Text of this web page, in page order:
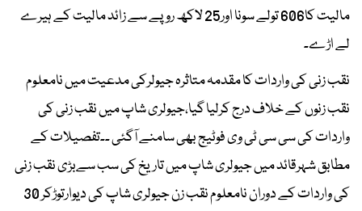
مالیت کا606 تولے سونا اور25 لاکھ روپے سے زائد مالیت کے ہیرے
لے اڑے۔
نقب زنی کی واردات کا مقدمہ متاثرہ جیولرکی مدعیت میں نامعلوم
نقب زنوں کے خلاف درج کرلیا گیا،جیولری شاپ میں نقب زنی کی
واردات کی سی سی ٹی وی فوٹیج بھی سامنے آگئی ۔۔تفصیلات کے
مطابق شہرقائد میں جیولری شاپ میں تاریخ کی سب سےبڑی نقب زنی
کی واردات کے دوران نامعلوم نقب زن جیولری شاپ کی دیوارتوڑکر 30